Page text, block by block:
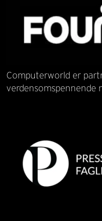
Computerworld er
verdensomspennende